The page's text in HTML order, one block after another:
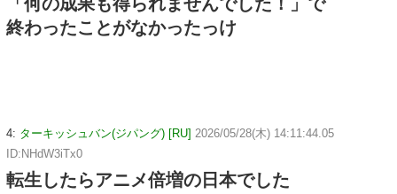
終わったことがなかったっけ
4: ターキッシュバン(ジパング) [RU] 2026/05/28(木) 14:11:44.05
ID:NHdW3iTx0
転生したらアニメ倍増の日本でした